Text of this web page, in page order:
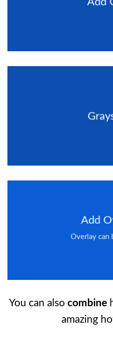
Add
Overlay can
You can also combine
amazing